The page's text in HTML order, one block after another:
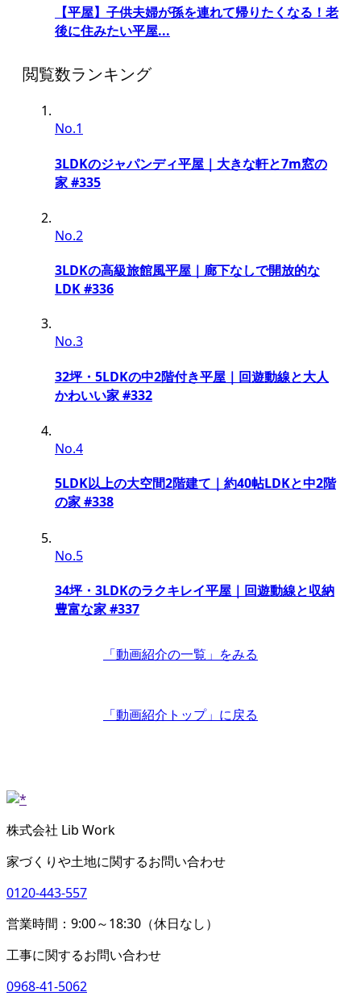
【平屋】子供夫婦が孫を連れて帰りたくなる！老
後に住みたい平屋...
閲覧数ランキング
No.1
3LDKのジャパンディ平屋｜大きな軒と7m窓の
家 #335
No.2
3LDKの高級旅館風平屋｜廊下なしで開放的な
LDK #336
No.3
32坪・5LDKの中2階付き平屋｜回遊動線と大人
かわいい家 #332
No.4
5LDK以上の大空間2階建て｜約40帖LDKと中2階
の家 #338
No.5
34坪・3LDKのラクキレイ平屋｜回遊動線と収納
豊富な家 #337
「動画紹介の一覧」 をみる
「動画紹介トップ」 に戻る
株式会社 Lib Work
家づくりや土地に関するお問い合わせ
0120-443-557
営業時間：9:00～18:30（休日なし）
工事に関するお問い合わせ
0968-41-5062